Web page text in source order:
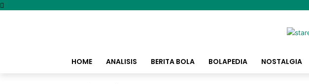
HOME ANALISIS BERITA BOLA BOLAPEDIA NOSTALGIA